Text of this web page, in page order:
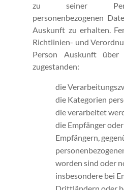
zu seiner
personenbezogenen
Auskunft zu erhalten.
Richtlinien- und
Person Auskunft über
zugestanden:
die
die Kategorien
die verarbeitet
die Empfänger
Empfängern,
worden sind oder
insbesondere bei